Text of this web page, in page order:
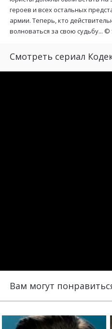
героев и всех остальных
армии. Теперь, кто
волноваться за свою судьбу... ©
Смотреть сериал
Вам могут